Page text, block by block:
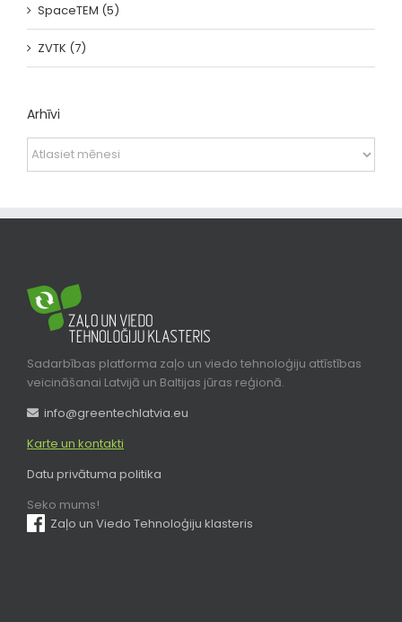
SpaceTEM (5)
ZVTK (7)
Arhīvi
Arhīvi
Sadarbības platforma zaļo un viedo tehnoloģiju attīstības
veicināšanai Latvijā un Baltijas jūras reģionā.
info@greentechlatvia.eu
Karte un kontakti
Datu privātuma politika
Seko mums!
Zaļo un Viedo Tehnoloģiju klasteris